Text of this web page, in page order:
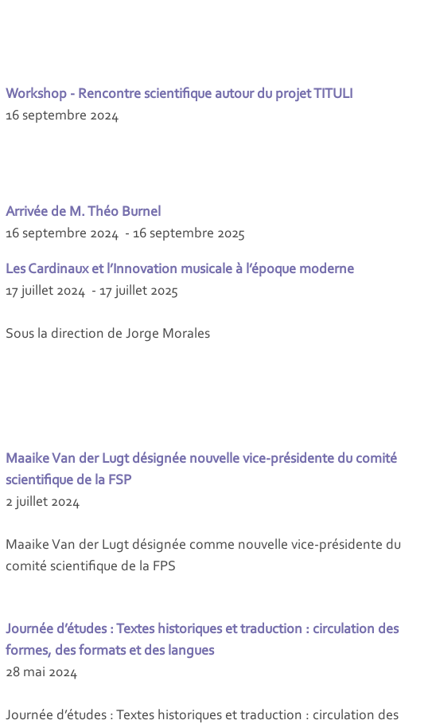
Workshop - Rencontre scientifique autour du projet TITULI
16 septembre 2024
Arrivée de M. Théo Burnel
16 septembre 2024 - 16 septembre 2025
Les Cardinaux et l’Innovation musicale à l’époque moderne
17 juillet 2024 - 17 juillet 2025
Sous la direction de Jorge Morales
Maaike Van der Lugt désignée nouvelle vice-présidente du comité
scientifique de la FSP
2 juillet 2024
Maaike Van der Lugt désignée comme nouvelle vice-présidente du
comité scientifique de la FPS
Journée d’études : Textes historiques et traduction : circulation des
formes, des formats et des langues
28 mai 2024
Journée d’études : Textes historiques et traduction : circulation des